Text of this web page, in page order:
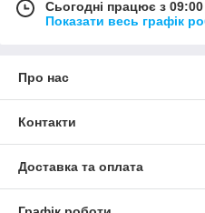
Сьогодні працює з
Показати весь графік
Про нас
Контакти
Доставка та оплата